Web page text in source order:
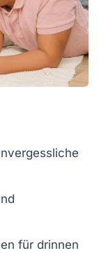
für drinnen